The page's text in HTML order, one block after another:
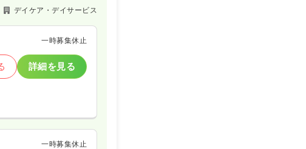
デイケア・デイサービス
一時募集休止
詳細を見る
一時募集休止